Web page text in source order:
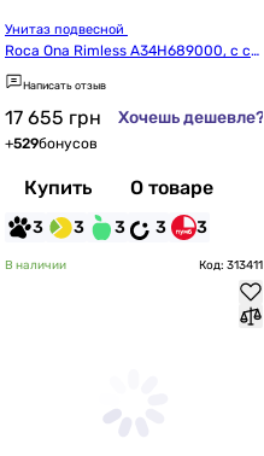
Roca Ona Rimless A34H689000, с си
деньем slow-closing
Написать отзыв
17 655 грн Хочешь дешевле?
+529бонусов
Купить О товаре
3 3 3 3 3
В наличии Код: 313411